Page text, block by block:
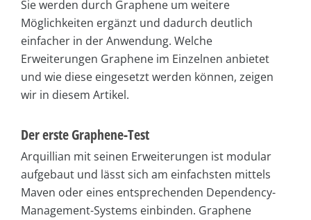
Sie werden durch Graphene um weitere
Möglichkeiten ergänzt und dadurch deutlich
einfacher in der Anwendung. Welche
Erweiterungen Graphene im Einzelnen anbietet
und wie diese eingesetzt werden können, zeigen
wir in diesem Artikel.
Der erste Graphene-Test
Arquillian mit seinen Erweiterungen ist modular
aufgebaut und lässt sich am einfachsten mittels
Maven oder eines entsprechenden Dependency-
Management-Systems einbinden. Graphene